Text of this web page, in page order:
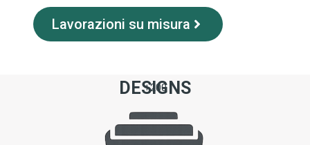
Lavorazioni su misura
+200
DESIGNS